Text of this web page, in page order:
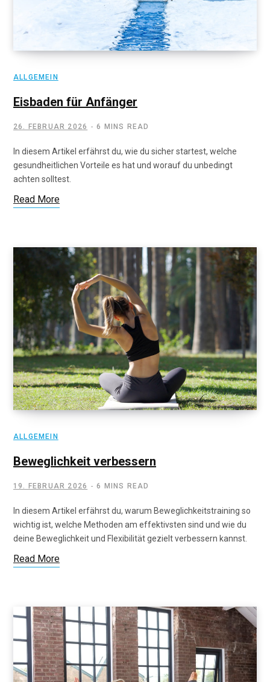
ALLGEMEIN
Eisbaden für Anfänger
26. FEBRUAR 2026 6 MINS READ
In diesem Artikel erfährst du, wie du sicher startest, welche
gesundheitlichen Vorteile es hat und worauf du unbedingt
achten solltest.
Read More
ALLGEMEIN
Beweglichkeit verbessern
19. FEBRUAR 2026 6 MINS READ
In diesem Artikel erfährst du, warum Beweglichkeitstraining so
wichtig ist, welche Methoden am effektivsten sind und wie du
deine Beweglichkeit und Flexibilität gezielt verbessern kannst.
Read More